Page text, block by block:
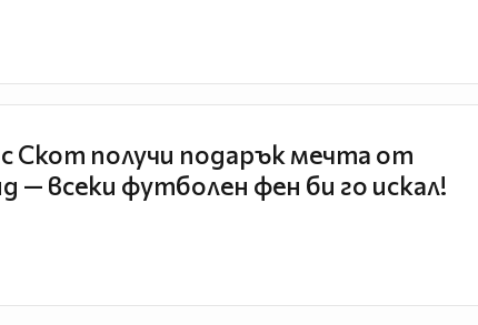
Скот получи подарък мечта от
— всеки футболен фен би го искал!